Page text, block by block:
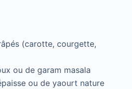
(carotte, courgette,
ou de garam masala
ou de yaourt nature